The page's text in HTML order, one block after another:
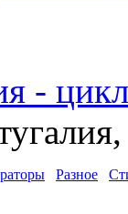
-
Разное